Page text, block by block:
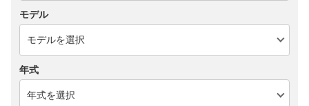
モデル
年式